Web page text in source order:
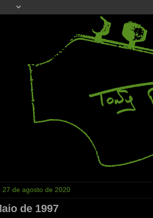
27 de agosto de 2020
de 1997